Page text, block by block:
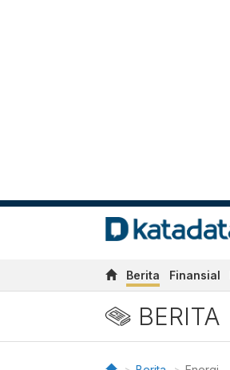
Berita Finansial
BERITA